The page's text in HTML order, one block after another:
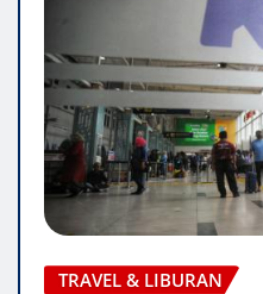
TRAVEL & LIBURAN